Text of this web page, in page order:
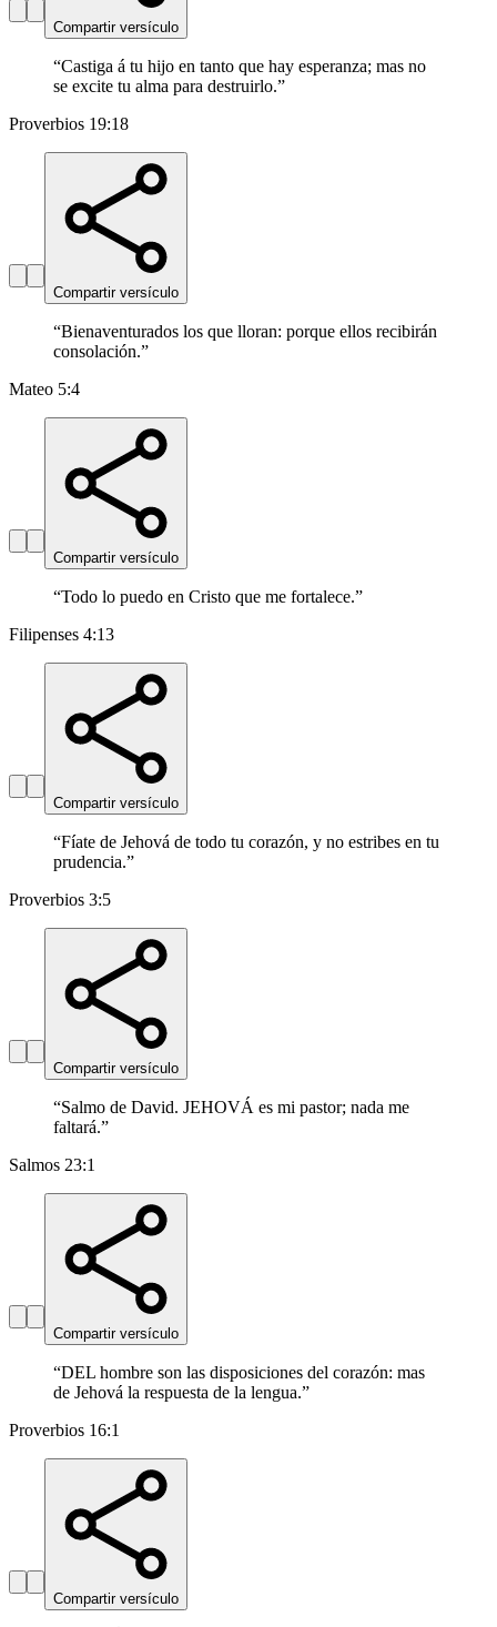
Compartir versículo
“Castiga á tu hijo en tanto que hay esperanza; mas no
se excite tu alma para destruirlo.”
Proverbios 19:18
Compartir versículo
“Bienaventurados los que lloran: porque ellos recibirán
consolación.”
Mateo 5:4
Compartir versículo
“Todo lo puedo en Cristo que me fortalece.”
Filipenses 4:13
Compartir versículo
“Fíate de Jehová de todo tu corazón, y no estribes en tu
prudencia.”
Proverbios 3:5
Compartir versículo
“Salmo de David. JEHOVÁ es mi pastor; nada me
faltará.”
Salmos 23:1
Compartir versículo
“DEL hombre son las disposiciones del corazón: mas
de Jehová la respuesta de la lengua.”
Proverbios 16:1
Compartir versículo